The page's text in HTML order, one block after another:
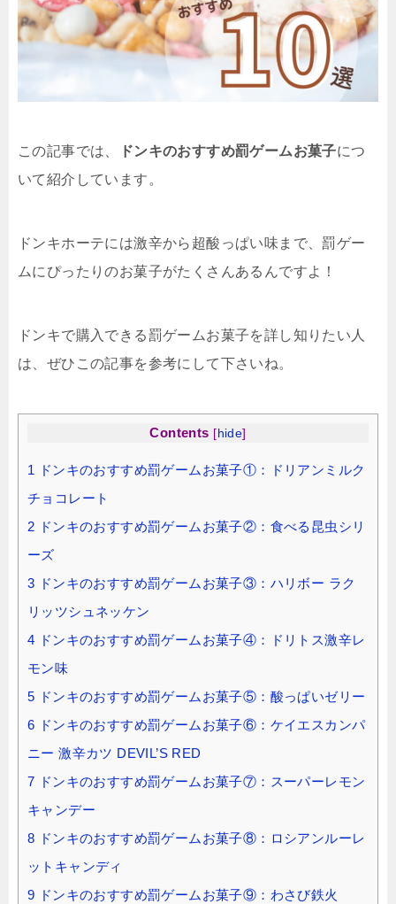
この記事では、 ドンキのおすすめ罰ゲームお菓子につ
いて紹介しています。
ドンキホーテには激辛から超酸っぱい味まで、罰ゲー
ムにぴったりのお菓子がたくさんあるんですよ！
ドンキで購入できる罰ゲームお菓子を詳し知りたい人
は、ぜひこの記事を参考にして下さいね。
Contents [ hide]
1 ドンキのおすすめ罰ゲームお菓子①：ドリアンミルク
チョコレート
2 ドンキのおすすめ罰ゲームお菓子②：食べる昆虫シリ
ーズ
3 ドンキのおすすめ罰ゲームお菓子③：ハリボー ラク
リッツシュネッケン
4 ドンキのおすすめ罰ゲームお菓子④：ドリトス激辛レ
モン味
5 ドンキのおすすめ罰ゲームお菓子⑤：酸っぱいゼリー
6 ドンキのおすすめ罰ゲームお菓子⑥：ケイエスカンパ
ニー 激辛カツ DEVIL’S RED
7 ドンキのおすすめ罰ゲームお菓子⑦：スーパーレモン
キャンデー
8 ドンキのおすすめ罰ゲームお菓子⑧：ロシアンルーレ
ットキャンディ
9 ドンキのおすすめ罰ゲームお菓子⑨：わさび鉄火